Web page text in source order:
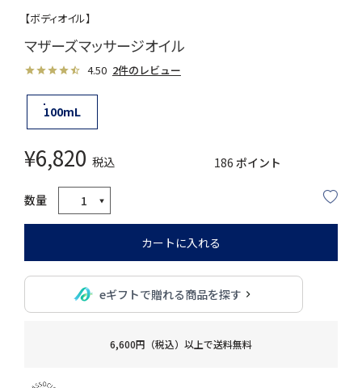
【ボディオイル】
マザーズマッサージオイル
4.50 2件のレビュー
100mL
¥6,820 税込 186 ポイント
カートに入れる
eギフトで贈れる商品を探す
6,600円（税込）以上で送料無料